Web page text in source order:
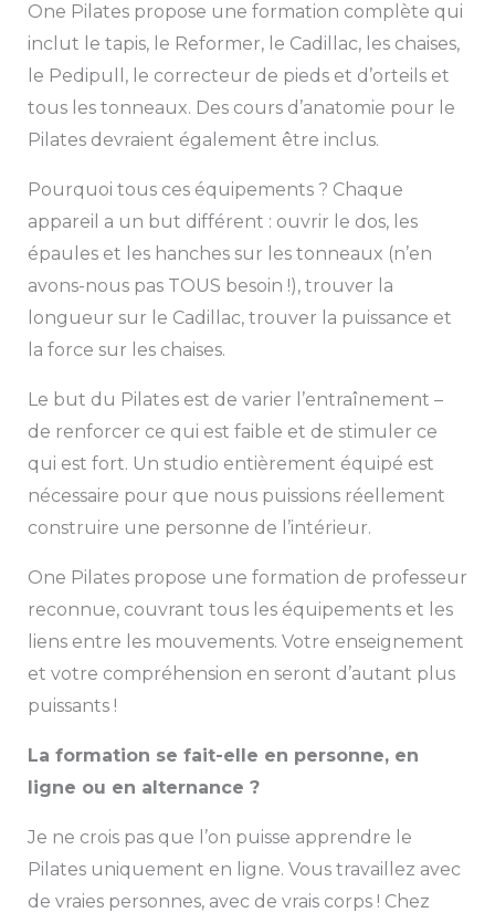
One Pilates propose une formation complète qui
inclut le tapis, le Reformer, le Cadillac, les chaises,
le Pedipull, le correcteur de pieds et d’orteils et
tous les tonneaux. Des cours d’anatomie pour le
Pilates devraient également être inclus.
Pourquoi tous ces équipements ? Chaque
appareil a un but différent : ouvrir le dos, les
épaules et les hanches sur les tonneaux (n’en
avons-nous pas TOUS besoin !), trouver la
longueur sur le Cadillac, trouver la puissance et
la force sur les chaises.
Le but du Pilates est de varier l’entraînement –
de renforcer ce qui est faible et de stimuler ce
qui est fort. Un studio entièrement équipé est
nécessaire pour que nous puissions réellement
construire une personne de l’intérieur.
One Pilates propose une formation de professeur
reconnue, couvrant tous les équipements et les
liens entre les mouvements. Votre enseignement
et votre compréhension en seront d’autant plus
puissants !
La formation se fait-elle en personne, en
ligne ou en alternance ?
Je ne crois pas que l’on puisse apprendre le
Pilates uniquement en ligne. Vous travaillez avec
de vraies personnes, avec de vrais corps ! Chez